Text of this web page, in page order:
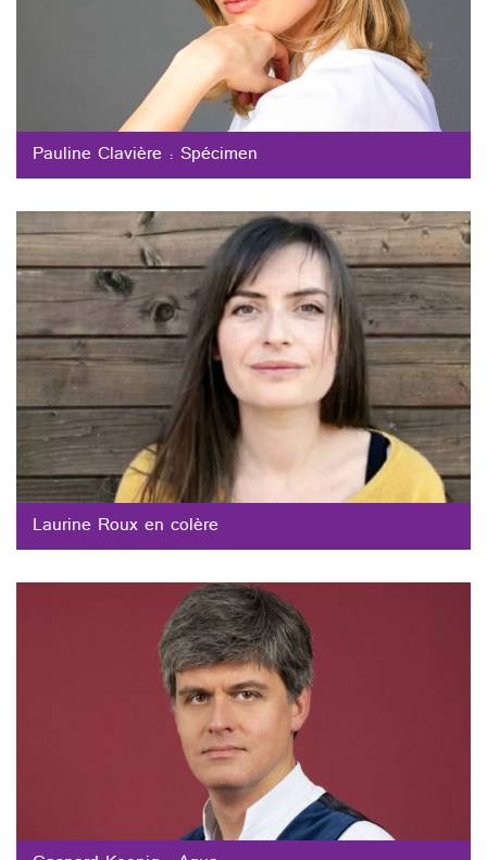
Pauline Clavière : Spécimen
Laurine Roux en colère